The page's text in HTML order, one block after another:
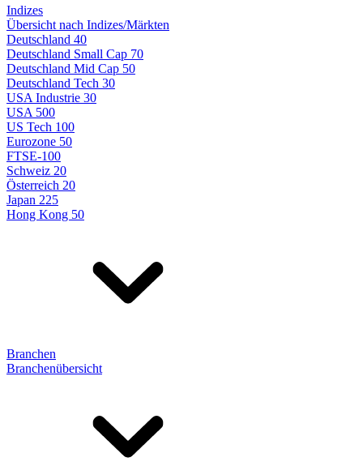
Indizes
Übersicht nach Indizes/Märkten
Deutschland 40
Deutschland Small Cap 70
Deutschland Mid Cap 50
Deutschland Tech 30
USA Industrie 30
USA 500
US Tech 100
Eurozone 50
FTSE-100
Schweiz 20
Österreich 20
Japan 225
Hong Kong 50
Branchen
Branchenübersicht